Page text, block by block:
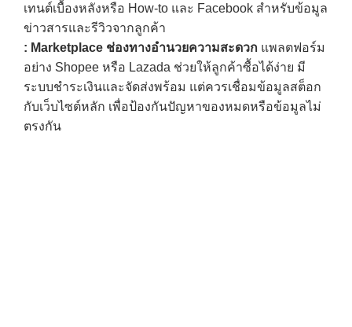
เทนต์เบื้องหลังหรือ How-to และ Facebook สำหรับข้อมูล
ข่าวสารและรีวิวจากลูกค้า
: Marketplace ช่องทางอำนวยความสะดวก แพลตฟอร์ม
อย่าง Shopee หรือ Lazada ช่วยให้ลูกค้าซื้อได้ง่าย มี
ระบบชำระเงินและจัดส่งพร้อม แต่ควรเชื่อมข้อมูลสต็อก
กับเว็บไซต์หลัก เพื่อป้องกันปัญหาของหมดหรือข้อมูลไม่
ตรงกัน